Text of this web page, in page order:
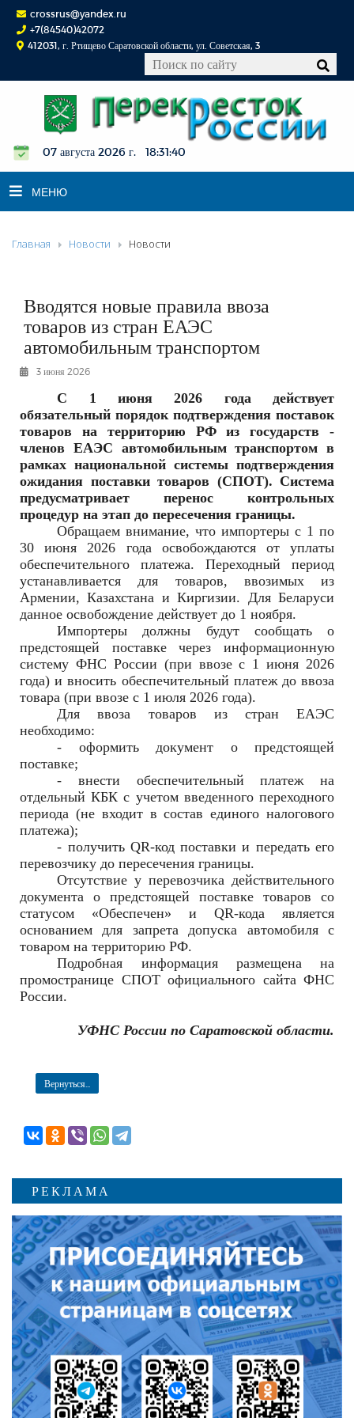
crossrus@yandex.ru
+7(84540)42072
412031, г. Ртищево Саратовской области, ул. Советская, 3
07 августа 2026 г. 18:31:41
МЕНЮ
НОВОСТИ
К СВЕДЕНИЮ
КОНКУРСЫ
ФОТОРЕПОРТАЖИ
РЕКЛАМОДАТЕЛЯМ
ОБЪЯВЛЕНИЯ
КОНТАКТЫ
Главная Новости Новости
Вводятся новые правила ввоза
товаров из стран ЕАЭС
автомобильным транспортом
3 июня 2026
С 1 июня 2026 года действует
обязательный порядок подтверждения поставок
товаров на территорию РФ из государств -
членов ЕАЭС автомобильным транспортом в
рамках национальной системы подтверждения
ожидания поставки товаров (СПОТ). Система
предусматривает перенос контрольных
процедур на этап до пересечения границы.
Обращаем внимание, что импортеры с 1 по
30 июня 2026 года освобождаются от уплаты
обеспечительного платежа. Переходный период
устанавливается для товаров, ввозимых из
Армении, Казахстана и Киргизии. Для Беларуси
данное освобождение действует до 1 ноября.
Импортеры должны будут сообщать о
предстоящей поставке через информационную
систему ФНС России (при ввозе с 1 июня 2026
года) и вносить обеспечительный платеж до ввоза
товара (при ввозе с 1 июля 2026 года).
Для ввоза товаров из стран ЕАЭС
необходимо:
- оформить документ о предстоящей
поставке;
- внести обеспечительный платеж на
отдельный КБК с учетом введенного переходного
периода (не входит в состав единого налогового
платежа);
- получить QR-код поставки и передать его
перевозчику до пересечения границы.
Отсутствие у перевозчика действительного
документа о предстоящей поставке товаров со
статусом «Обеспечен» и QR-кода является
основанием для запрета допуска автомобиля с
товаром на территорию РФ.
Подробная информация размещена на
промостранице СПОТ официального сайта ФНС
России.
УФНС России по Саратовской области.
Вернуться...
РЕКЛАМА